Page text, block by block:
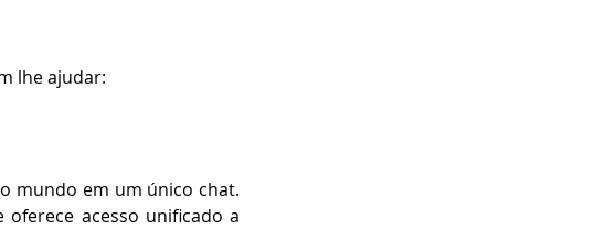
lhe ajudar:
mundo em um único chat.
oferece acesso unificado a